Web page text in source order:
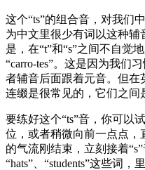
这个“ts”的组合音，对我们
为中文里很少有词以这种
是，在“t”和“s”之间不自觉
“carro-tes”。这是因为我们
者辅音后面跟着元音。但在
连缀是很常见的，它们之间
要练好这个“ts”音，你可以
位，或者稍微向前一点点，
的气流刚结束，立刻接着“s”
“hats”、“students”这些词，